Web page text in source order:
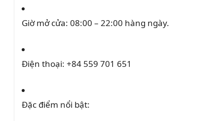
Giờ mở cửa: 08:00 – 22:00 hàng ngày.
Điện thoại: +84 559 701 651
Đặc điểm nổi bật: